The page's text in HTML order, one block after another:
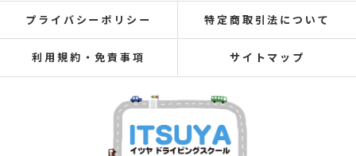
プライバシーポリシー 特定商取引法について
利用規約・免責事項 サイトマップ